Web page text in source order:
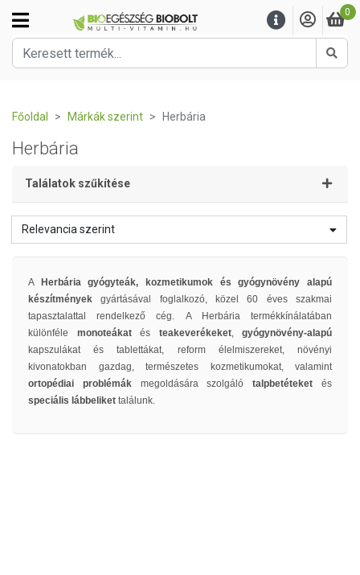
0
Főoldal Márkák szerint Herbária
Herbária
Találatok szűkítése
Relevancia szerint
A Herbária
gyógyteák, kozmetikumok és gyógynövény alapú
készítmények gyártásával foglalkozó, közel 60 éves szakmai
tapasztalattal rendelkező cég. A Herbária termékkínálatában
különféle monoteákat és teakeverékeket, gyógynövény-alapú
kapszulákat és tablettákat, reform élelmiszereket, növényi
kivonatokban gazdag, természetes kozmetikumokat, valamint
ortopédiai problémák megoldására szolgálótalpbetéteketés
speciális lábbeliket találunk.